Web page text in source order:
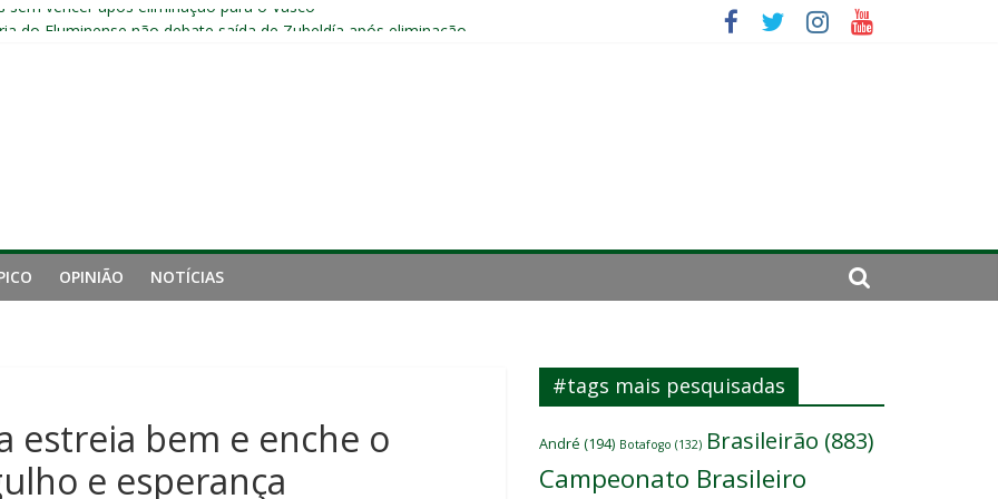
vencer após eliminação para o Vasco
jejum do Fluminense para seis jogos, a pior sequência desde a crise de 2024
de Zubeldía e o risco de jogar o ano do Flu no lixo
OPINIÃO NOTÍCIAS
estreia bem e enche o
e esperança
#tags mais pesquisadas
André (194) Botafogo (132) Brasileirão (883)
Campeonato Brasileiro